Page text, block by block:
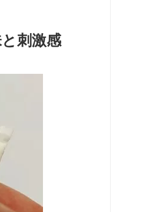
刺激感